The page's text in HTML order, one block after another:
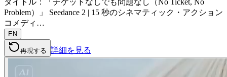
Problem）」 Seedance 2 | 15 秒のシネマティック・アクション
コメディ…
EN
再現する 詳細を見る